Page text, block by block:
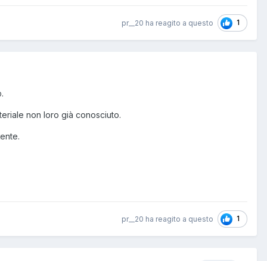
pr__20 ha reagito a questo 1
non loro già conosciuto.
pr__20 ha reagito a questo 1